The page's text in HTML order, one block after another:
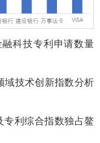
科技专利申请数量
域技术创新指数分析
专利综合指数独占鳌